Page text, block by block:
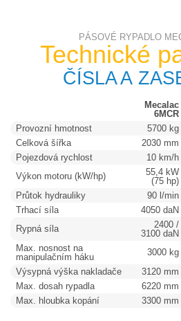
PÁSOVÉ RYPADLO
Technické
ČÍSLA A
Mecalac
6MCR
Provozní hmotnost
5700 kg
Celková šířka
2030 mm
Pojezdová rychlost
10 km/h
Výkon motoru (kW/hp)
55,4 kW
(75 hp)
Průtok hydrauliky
90 l/min
Trhací síla
4050 daN
Rypná síla
2400 /
3100 daN
Max. nosnost na
manipulačním háku
3000 kg
Výsypná výška nakladače
3120 mm
Max. dosah rypadla
6220 mm
Max. hloubka kopání
3300 mm